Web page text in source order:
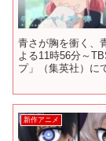
青さが胸を衝く、
よる11時56分～
プ」（集英社）に
新作アニメ